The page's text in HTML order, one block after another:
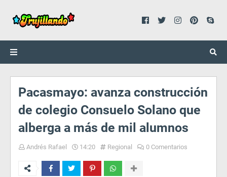
Pacasmayo: avanza construcción
de colegio Consuelo Solano que
alberga a más de mil alumnos
Andrés Rafael 14:20 Regional 0 Comentarios